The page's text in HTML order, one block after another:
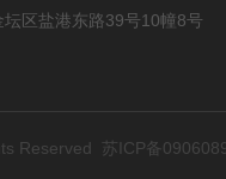
坛区盐港东路39号10幢8号
Reserved 苏ICP备